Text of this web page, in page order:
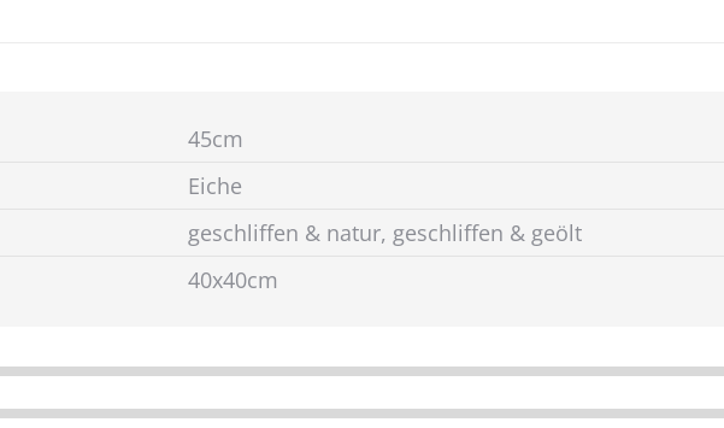
45cm
Eiche
geschliffen & natur, geschliffen & geölt
40x40cm